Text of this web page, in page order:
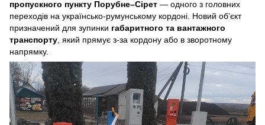
пропускного пункту Порубне–Сірет — одного з головних
переходів на українсько-румунському кордоні. Новий об’єкт
призначений для зупинки габаритного та вантажного
транспорту , який прямує з-за кордону або в зворотному
напрямку.